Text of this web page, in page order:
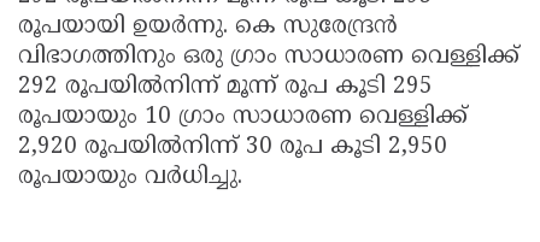
രൂപയായി ഉയർന്നു. കെ സുരേന്ദ്രൻ
വിഭാഗത്തിനും ഒരു ഗ്രാം സാധാരണ വെള്ളിക്ക്
292 രൂപയിൽനിന്ന് മൂന്ന് രൂപ കൂടി 295
രൂപയായും 10 ഗ്രാം സാധാരണ വെള്ളിക്ക്
2,920 രൂപയിൽനിന്ന് 30 രൂപ കൂടി 2,950
രൂപയായും വർധിച്ചു.